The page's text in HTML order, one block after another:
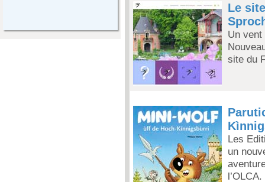
Le
Un
site du
Les
un
l’OLCA.